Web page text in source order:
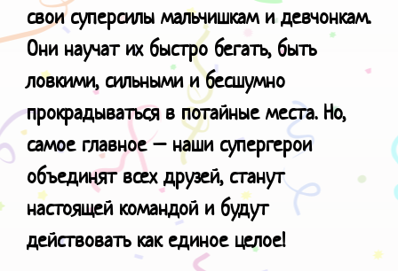
свои суперсилы мальчишкам и девчонкам.
Они научат их быстро бегать, быть
ловкими, сильными и бесшумно
прокрадываться в потайные места. Но,
самое главное – наши супергерои
объединят всех друзей, станут
настоящей командой и будут
действовать как единое целое!